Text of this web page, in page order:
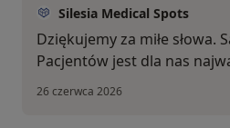
Silesia Medical Spots
Dziękujemy za miłe słowa.
Pacjentów jest dla nas
26 czerwca 2026